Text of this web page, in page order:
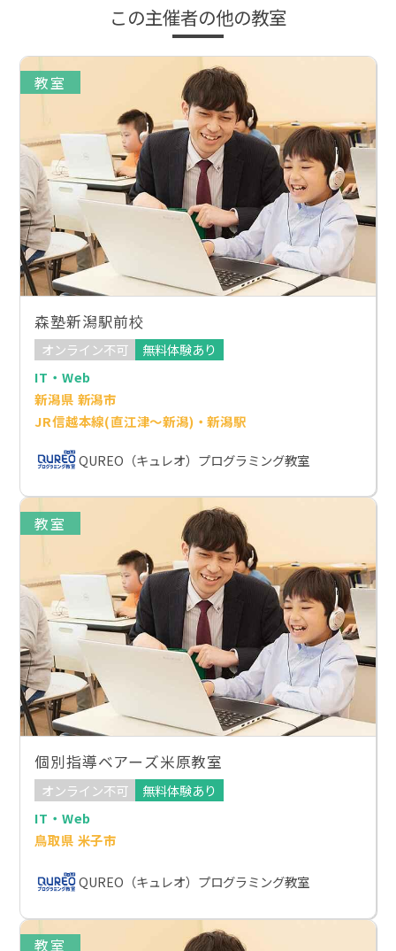
この主催者の他の教室
教室
森塾新潟駅前校
オンライン不可
無料体験あり
IT・Web
新潟県 新潟市
JR信越本線(直江津～新潟)・新潟駅
QUREO（キュレオ）プログラミング教室
教室
個別指導ベアーズ米原教室
オンライン不可
無料体験あり
IT・Web
鳥取県 米子市
QUREO（キュレオ）プログラミング教室
教室